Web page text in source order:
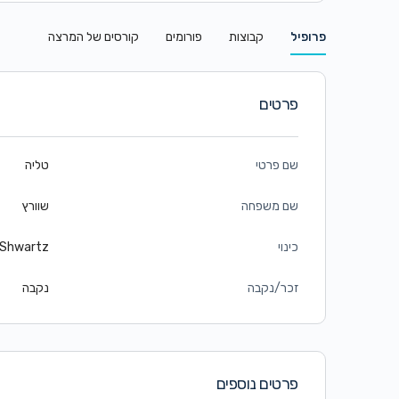
פרופיל קבוצות פורומים קורסים של המרצה
פרטים
שם פרטי טליה
שם משפחה שוורץ
כינוי
זכר/נקבה נקבה
פרטים נוספים